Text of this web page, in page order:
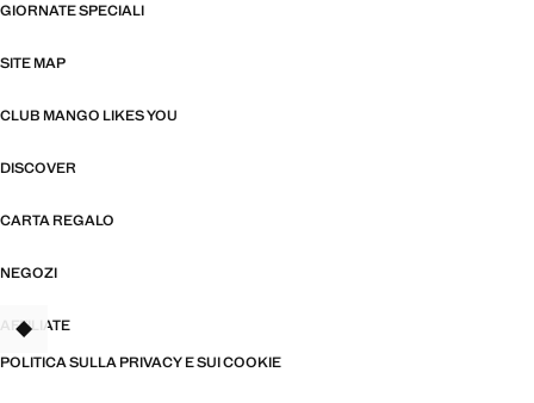
GIORNATE SPECIALI
SITE MAP
CLUB MANGO LIKES YOU
DISCOVER
CARTA REGALO
NEGOZI
AFFILIATE
POLITICA SULLA PRIVACY E SUI COOKIE